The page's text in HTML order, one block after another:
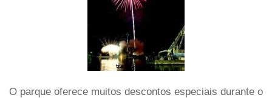
O parque oferece muitos descontos especiais durante o